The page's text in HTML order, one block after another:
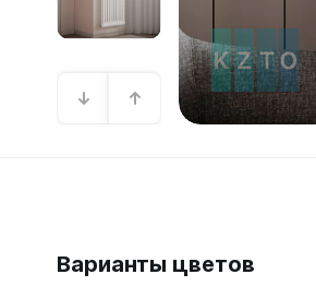
Варианты цветов